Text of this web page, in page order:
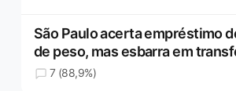
São Paulo acerta empréstimo
de peso, mas esbarra em
7 (88,9%)